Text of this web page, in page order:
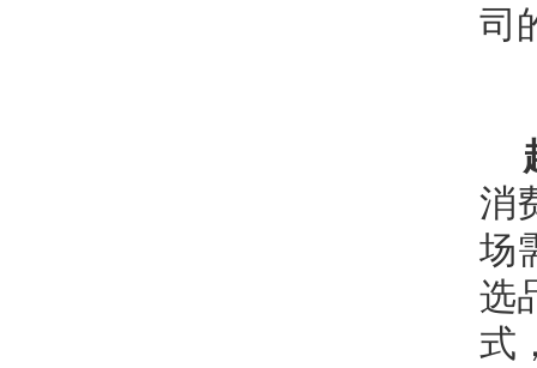
司
消
场
选
式